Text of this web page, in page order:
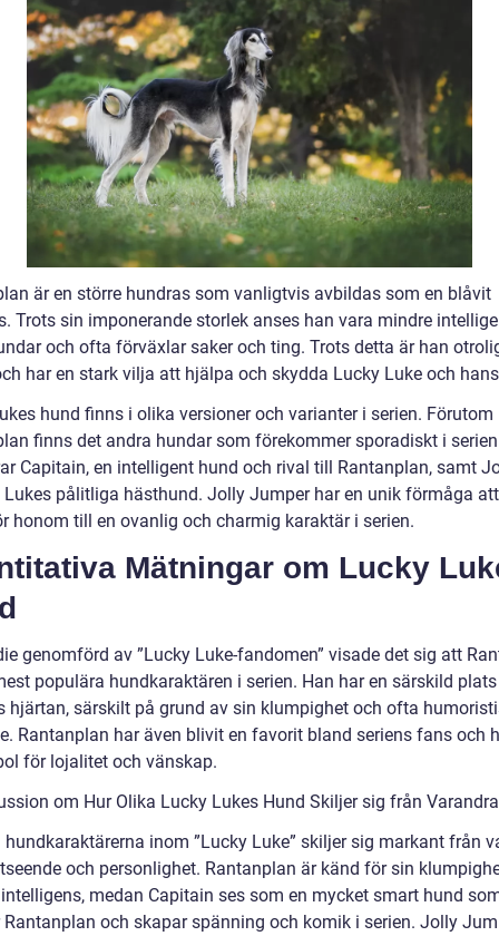
är en större hundras som vanligtvis avbildas som en blåvit
Trots sin imponerande storlek anses han vara mindre
och ofta förväxlar saker och ting. Trots detta är han
har en stark vilja att hjälpa och skydda Lucky Luke och
hund finns i olika versioner och varianter i serien. Förutom
finns det andra hundar som förekommer sporadiskt i
Capitain, en intelligent hund och rival till Rantanplan, samt
Lukes pålitliga hästhund. Jolly Jumper har en unik förmåga
honom till en ovanlig och charmig karaktär i serien.
Mätningar om Lucky
genomförd av ”Lucky Luke-fandomen” visade det sig att
populära hundkaraktären i serien. Han har en särskild
hjärtan, särskilt på grund av sin klumpighet och ofta
Rantanplan har även blivit en favorit bland seriens fans och
för lojalitet och vänskap.
om Hur Olika Lucky Lukes Hund Skiljer sig från Varandra
hundkaraktärerna inom ”Lucky Luke” skiljer sig markant från
och personlighet. Rantanplan är känd för sin
medan Capitain ses som en mycket smart hund
och skapar spänning och komik i serien. Jolly